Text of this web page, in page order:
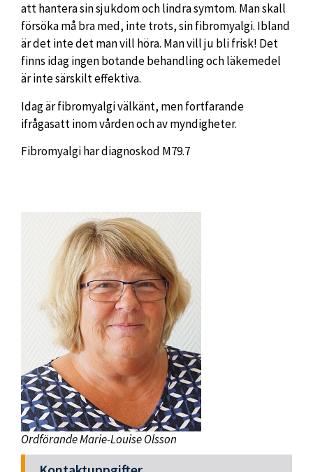
att hantera sin sjukdom och lindra symtom. Man skall
försöka må bra med, inte trots, sin fibromyalgi. Ibland
är det inte det man vill höra. Man vill ju bli frisk! Det
finns idag ingen botande behandling och läkemedel
är inte särskilt effektiva.
Idag är fibromyalgi välkänt, men fortfarande
ifrågasatt inom vården och av myndigheter.
Fibromyalgi har diagnoskod M79.7
Ordförande Marie-Louise Olsson